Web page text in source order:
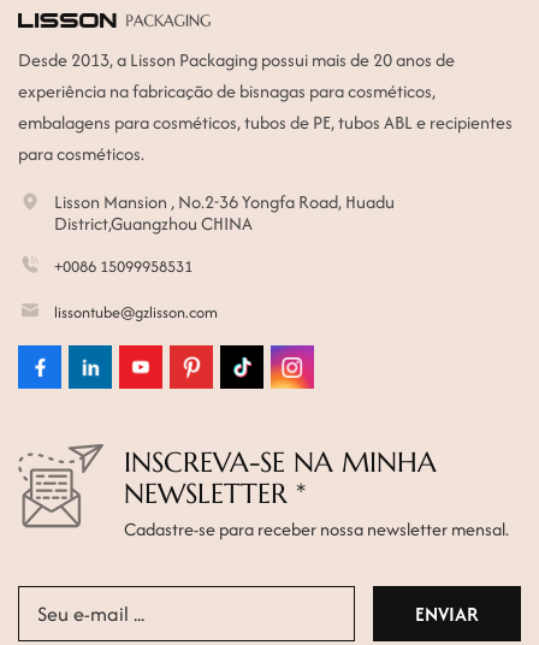
Desde 2013, a Lisson Packaging possui mais de 20 anos de
experiência na fabricação de bisnagas para cosméticos,
embalagens para cosméticos, tubos de PE, tubos ABL e recipientes
para cosméticos.
Lisson Mansion , No.2-36 Yongfa Road, Huadu
District,Guangzhou CHINA
+0086 15099958531
lissontube@gzlisson.com
INSCREVA-SE NA MINHA
NEWSLETTER *
Cadastre-se para receber nossa newsletter mensal.